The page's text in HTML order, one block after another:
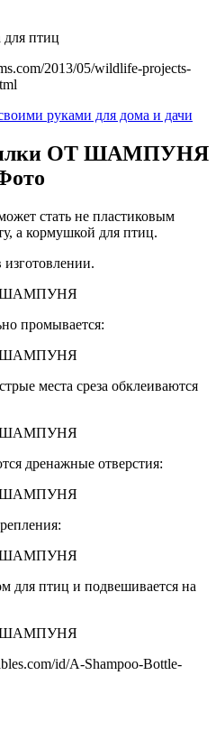
2013/05/wildlife-projects-
руками для дома и дачи
ОТ ШАМПУНЯ
стать не пластиковым
а кормушкой для птиц.
промывается:
места среза обклеиваются
дренажные отверстия:
для птиц и подвешивается на
id/A-Shampoo-Bottle-